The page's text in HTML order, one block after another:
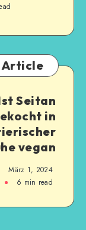
Article
Seitan
in
vegan
März 1, 2024
6 min read